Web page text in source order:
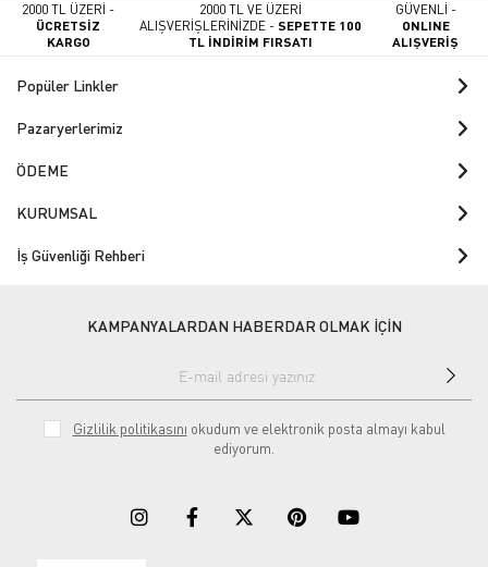
2000 TL ÜZERİ -
ÜCRETSİZ
KARGO
2000 TL VE ÜZERİ
ALIŞVERİŞLERİNİZDE -SEPETTE 100
TL İNDİRİM FIRSATI
GÜVENLİ -
ONLINE
ALIŞVERİŞ
Popüler Linkler
Pazaryerlerimiz
ÖDEME
KURUMSAL
İş Güvenliği Rehberi
KAMPANYALARDAN HABERDAR OLMAK İÇİN
Gizlilik politikasını okudum ve elektronik posta almayı kabul
ediyorum.